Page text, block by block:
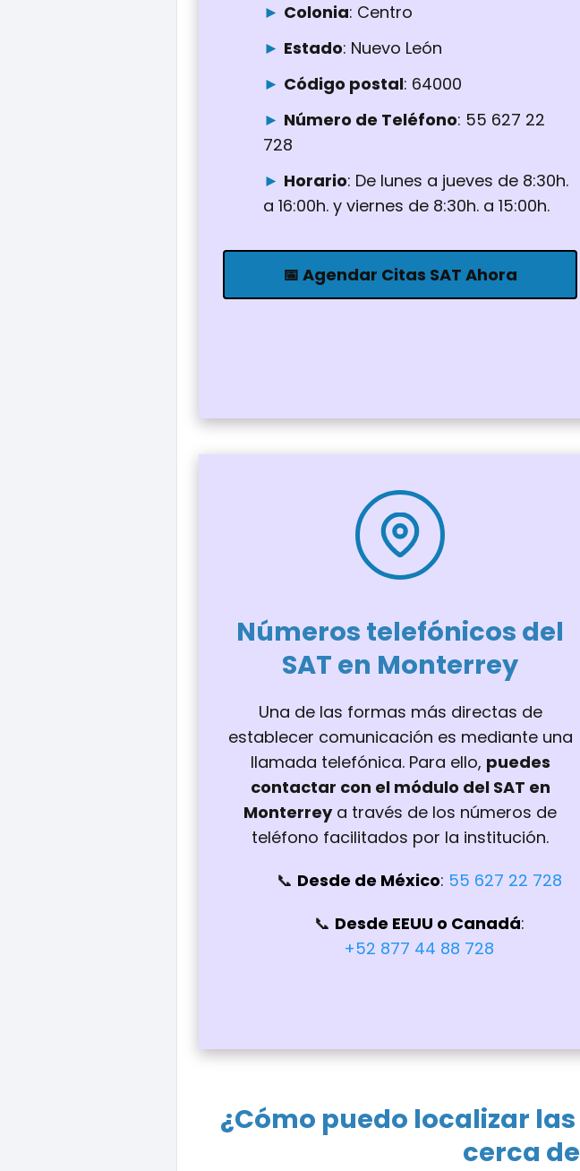
Colonia: Centro
Estado: Nuevo León
Código postal: 64000
Número de Teléfono: 55 627 22
728
Horario: De lunes a jueves de 8:30h.
a 16:00h. y viernes de 8:30h. a 15:00h.
📅 Agendar Citas SAT Ahora
Números telefónicos del
SAT en Monterrey
Una de las formas más directas de
establecer comunicación es mediante una
llamada telefónica. Para ello, puedes
contactar con el módulo del SAT en
Monterreya través de los números de
teléfono facilitados por la institución.
Desde de México: 55 627 22 728
Desde EEUU o Canadá:
+52 877 44 88 728
¿Cómo puedo localizar
cerca